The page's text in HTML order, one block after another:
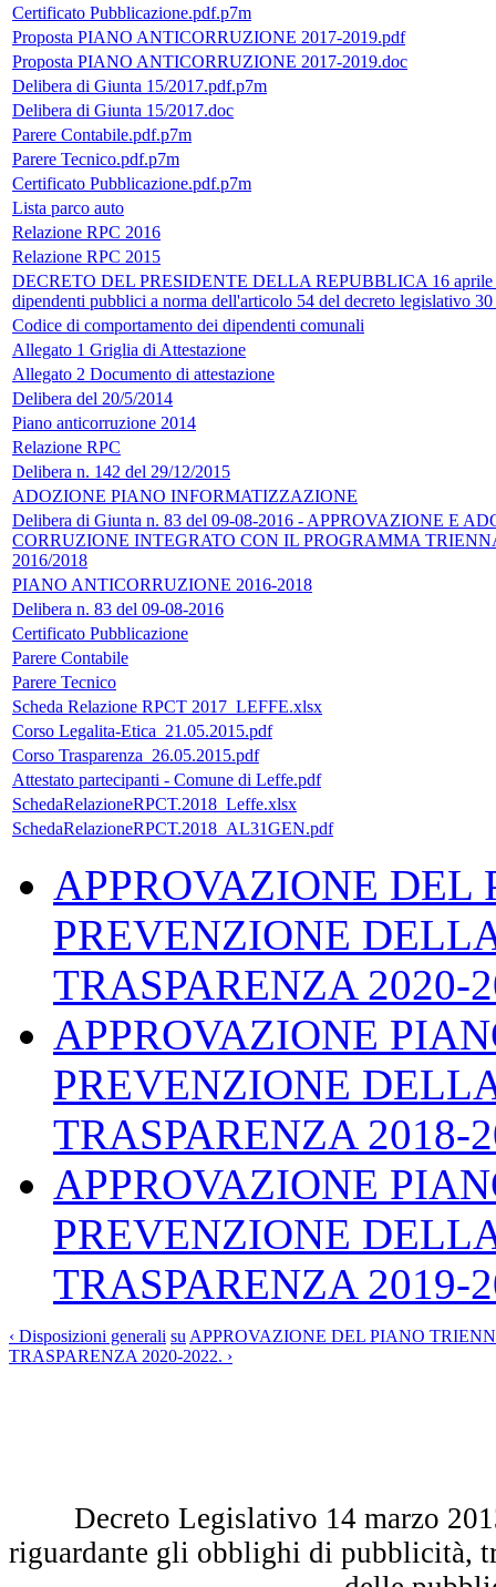
Certificato Pubblicazione.pdf.p7m
Proposta PIANO ANTICORRUZIONE 2017-2019.pdf
Proposta PIANO ANTICORRUZIONE 2017-2019.doc
Delibera di Giunta 15/2017.pdf.p7m
Delibera di Giunta 15/2017.doc
Parere Contabile.pdf.p7m
Parere Tecnico.pdf.p7m
Certificato Pubblicazione.pdf.p7m
Lista parco auto
Relazione RPC 2016
Relazione RPC 2015
DECRETO DEL PRESIDENTE DELLA REPUBBLICA 16 aprile
dipendenti pubblici a norma dell'articolo 54 del decreto legislativo
Codice di comportamento dei dipendenti comunali
Allegato 1 Griglia di Attestazione
Allegato 2 Documento di attestazione
Delibera del 20/5/2014
Piano anticorruzione 2014
Relazione RPC
Delibera n. 142 del 29/12/2015
ADOZIONE PIANO INFORMATIZZAZIONE
Delibera di Giunta n. 83 del 09-08-2016 - APPROVAZIONE E
CORRUZIONE INTEGRATO CON IL PROGRAMMA
2016/2018
PIANO ANTICORRUZIONE 2016-2018
Delibera n. 83 del 09-08-2016
Certificato Pubblicazione
Parere Contabile
Parere Tecnico
Scheda Relazione RPCT 2017_LEFFE.xlsx
Corso Legalita-Etica_21.05.2015.pdf
Corso Trasparenza_26.05.2015.pdf
Attestato partecipanti - Comune di Leffe.pdf
SchedaRelazioneRPCT.2018_Leffe.xlsx
SchedaRelazioneRPCT.2018_AL31GEN.pdf
APPROVAZIONE
PREVENZIONE
TRASPARENZA 2020-
APPROVAZIONE
PREVENZIONE
TRASPARENZA 2018-
APPROVAZIONE
PREVENZIONE
TRASPARENZA 2019-
‹ Disposizioni generali su APPROVAZIONE DEL PIANO
TRASPARENZA 2020-2022. ›
Decreto Legislativo 14 marzo
riguardante gli obblighi di pubblicità,